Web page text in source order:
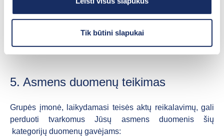
Tik būtini slapukai
laišką apie siūlomą darbo poziciją, į kurią jis gali
kandidatuoti;
trečiųjų asmenų (pvz., kandidato esamo ir/ar
buvusio darbdavio).
5. Asmens duomenų teikimas
Grupės įmonė, laikydamasi teisės aktų reikalavimų, gali
perduoti tvarkomus Jūsų asmens duomenis šių
kategorijų duomenų gavėjams: